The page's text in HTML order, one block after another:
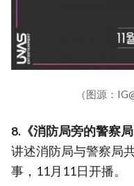
（图源：
8.《消防局旁的警察
讲述消防局与警察局
事，11月11日开播。